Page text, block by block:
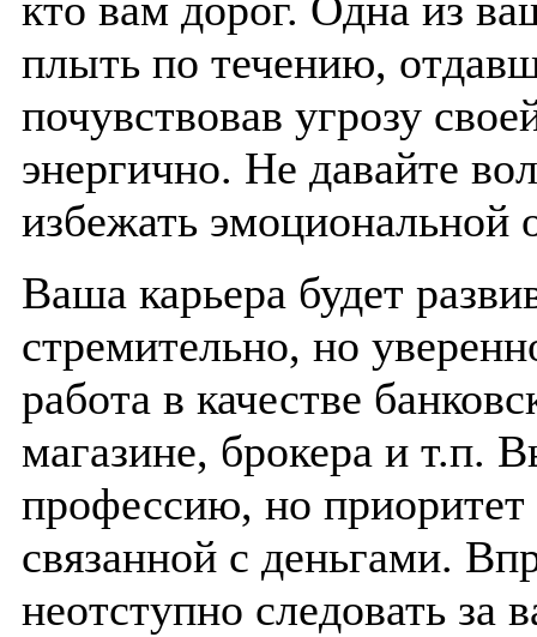
кто вам дорог. Одна из
плыть по течению,
почувствовав угрозу
энергично. Не давайте
избежать эмоциональной
Ваша карьера будет
стремительно, но
работа в качестве
магазине, брокера и т.п.
профессию, но приоритет
связанной с деньгами.
неотступно следовать за